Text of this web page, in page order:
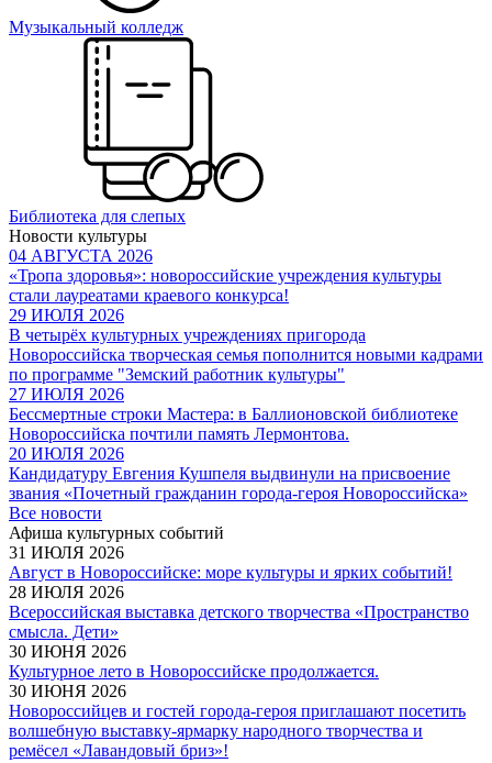
Музыкальный колледж
Библиотека для слепых
Новости культуры
04 АВГУСТА 2026
«Тропа здоровья»: новороссийские учреждения культуры
стали лауреатами краевого конкурса!
29 ИЮЛЯ 2026
В четырёх культурных учреждениях пригорода
Новороссийска творческая семья пополнится новыми кадрами
по программе "Земский работник культуры"
27 ИЮЛЯ 2026
Бессмертные строки Мастера: в Баллионовской библиотеке
Новороссийска почтили память Лермонтова.
20 ИЮЛЯ 2026
Кандидатуру Евгения Кушпеля выдвинули на присвоение
звания «Почетный гражданин города-героя Новороссийска»
Все новости
Афиша культурных событий
31 ИЮЛЯ 2026
Август в Новороссийске: море культуры и ярких событий!
28 ИЮЛЯ 2026
Всероссийская выставка детского творчества «Пространство
смысла. Дети»
30 ИЮНЯ 2026
Культурное лето в Новороссийске продолжается.
30 ИЮНЯ 2026
Новороссийцев и гостей города-героя приглашают посетить
волшебную выставку-ярмарку народного творчества и
ремёсел «Лавандовый бриз»!